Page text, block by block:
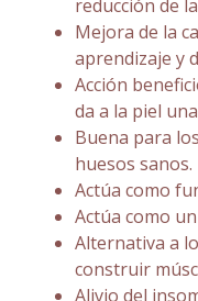
reducción de
Mejora de la
aprendizaje y
Acción
da a la piel
Buena para
huesos sanos.
Actúa como
Actúa como
Alternativa a
construir
Alivio del